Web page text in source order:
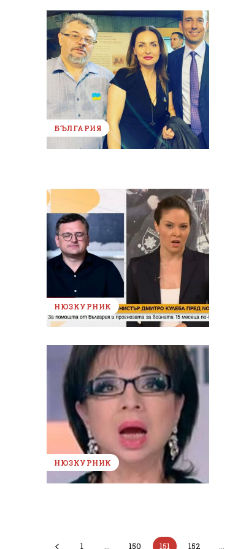
БЪЛГАРИЯ
НЮЗКУРНИК
НЮЗКУРНИК
1 ... 150 151 152 ...